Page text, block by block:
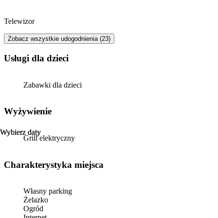
Wybierz daty
Wybierz daty
Telewizor
Zobacz wszystkie udogodnienia (23)
usługi dla dzieci
Zabawki dla dzieci
Wyżywienie
Grill elektryczny
Charakterystyka miejsca
Własny parking
Żelazko
Ogród